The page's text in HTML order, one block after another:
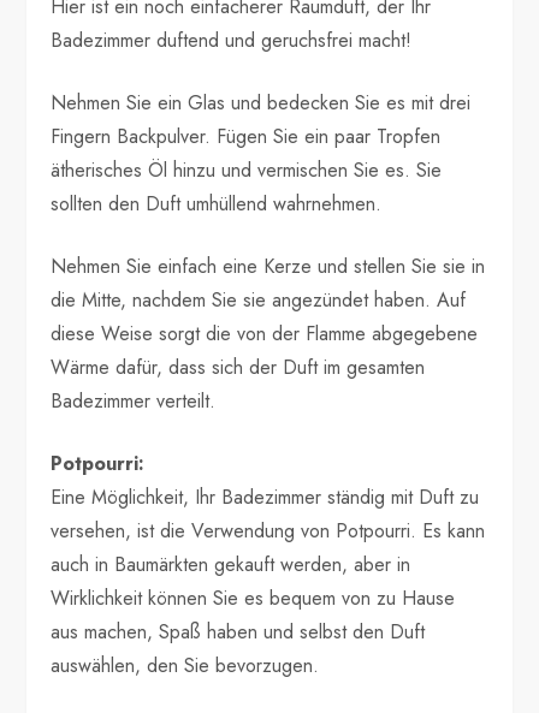
Hier ist ein noch einfacherer Raumduft, der Ihr
Badezimmer duftend und geruchsfrei macht!
Nehmen Sie ein Glas und bedecken Sie es mit drei
Fingern Backpulver. Fügen Sie ein paar Tropfen
ätherisches Öl hinzu und vermischen Sie es. Sie
sollten den Duft umhüllend wahrnehmen.
Nehmen Sie einfach eine Kerze und stellen Sie sie in
die Mitte, nachdem Sie sie angezündet haben. Auf
diese Weise sorgt die von der Flamme abgegebene
Wärme dafür, dass sich der Duft im gesamten
Badezimmer verteilt.
Potpourri:
Eine Möglichkeit, Ihr Badezimmer ständig mit Duft zu
versehen, ist die Verwendung von Potpourri. Es kann
auch in Baumärkten gekauft werden, aber in
Wirklichkeit können Sie es bequem von zu Hause
aus machen, Spaß haben und selbst den Duft
auswählen, den Sie bevorzugen.